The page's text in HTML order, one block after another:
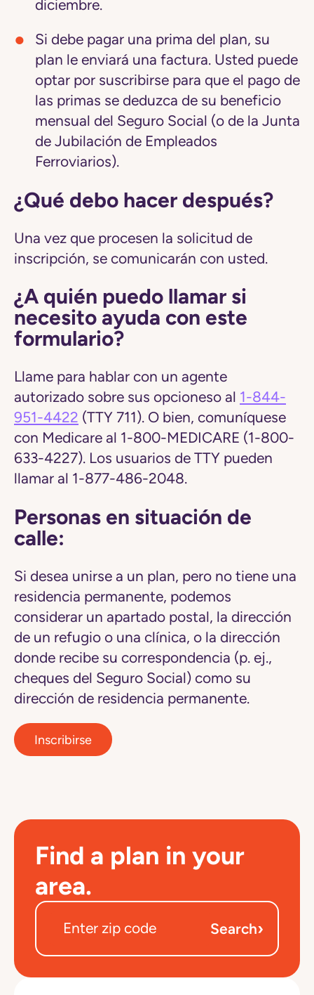
diciembre.
Si debe pagar una prima del plan, su
plan le enviará una factura. Usted puede
optar por suscribirse para que el pago de
las primas se deduzca de su beneficio
mensual del Seguro Social (o de la Junta
de Jubilación de Empleados
Ferroviarios).
¿Qué debo hacer después?
Una vez que procesen la solicitud de
inscripción, se comunicarán con usted.
¿A quién puedo llamar si
necesito ayuda con este
formulario?
Llame para hablar con un agente
autorizado sobre sus opcioneso al 1-844-
951-4422 (TTY 711). O bien, comuníquese
con Medicare al 1-800-MEDICARE (1-800-
633-4227). Los usuarios de TTY pueden
llamar al 1-877-486-2048.
Personas en situación de
calle:
Si desea unirse a un plan, pero no tiene una
residencia permanente, podemos
considerar un apartado postal, la dirección
de un refugio o una clínica, o la dirección
donde recibe su correspondencia (p. ej.,
cheques del Seguro Social) como su
dirección de residencia permanente.
Inscribirse
Find a plan in your
area.
Search›